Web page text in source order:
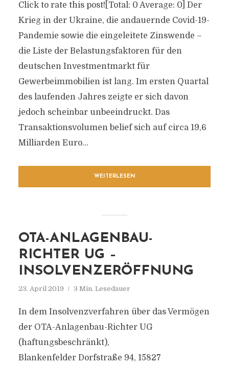
Click to rate this post![Total: 0 Average: 0] Der
Krieg in der Ukraine, die andauernde Covid-19-
Pandemie sowie die eingeleitete Zinswende –
die Liste der Belastungsfaktoren für den
deutschen Investmentmarkt für
Gewerbeimmobilien ist lang. Im ersten Quartal
des laufenden Jahres zeigte er sich davon
jedoch scheinbar unbeeindruckt. Das
Transaktionsvolumen belief sich auf circa 19,6
Milliarden Euro...
WEITERLESEN
OTA-ANLAGENBAU-
RICHTER UG –
INSOLVENZERÖFFNUNG
23. April 2019 3 Min. Lesedauer
In dem Insolvenzverfahren über das Vermögen
der OTA-Anlagenbau-Richter UG
(haftungsbeschränkt),
Blankenfelder Dorfstraße 94, 15827